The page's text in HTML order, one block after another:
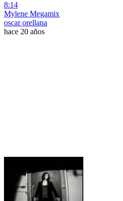
8:14
Mylene Megamix
oscar orellana
hace 20 años